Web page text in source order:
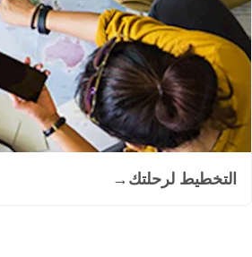
التخطيط لرحلتك→